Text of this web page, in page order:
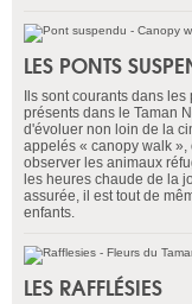
LES PONTS
Ils sont courants dans
présents dans le Taman
d'évoluer non loin de la
appelés « canopy walk
observer les animaux
les heures chaude de la
assurée, il est tout de
enfants.
LES RAFFLÉSIES